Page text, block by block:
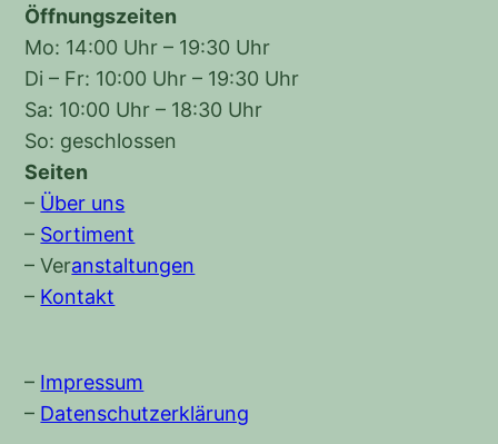
Öffnungszeiten
Mo: 14:00 Uhr – 19:30 Uhr
Di – Fr: 10:00 Uhr – 19:30 Uhr
Sa: 10:00 Uhr – 18:30 Uhr
So: geschlossen
Seiten
– Über uns
– Sortiment
–Veranstaltungen
– Kontakt
– Impressum
– Datenschutzerklärung